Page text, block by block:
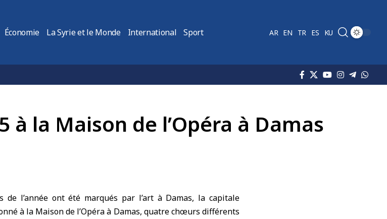
Économie La Syrie et le Monde International Sport AR EN TR ES KU
à la Maison de l’Opéra à Damas
de l’année ont été marqués par l’art à Damas, la capitale
à la Maison de l’Opéraà Damas, quatre chœurs différents